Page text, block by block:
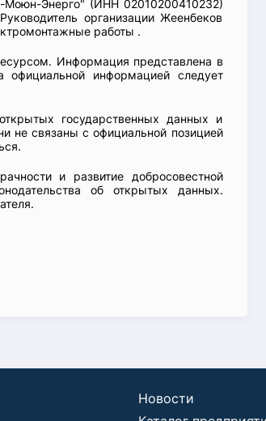
Моюн-Энерго" (ИНН 02010200410232)
организации Жеенбеков
работы .
Информация представлена в
официальной информацией следует
государственных данных и
не связаны с официальной позицией
и развитие добросовестной
об открытых данных.
Новости